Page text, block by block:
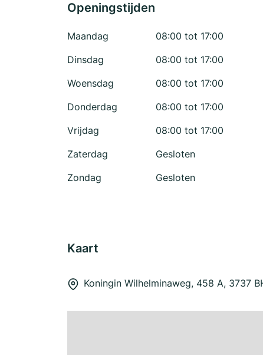
Openingstijden
Maandag
08:00 tot 17:00
Dinsdag
08:00 tot 17:00
Woensdag
08:00 tot 17:00
Donderdag
08:00 tot 17:00
Vrijdag
08:00 tot 17:00
Zaterdag
Gesloten
Zondag
Gesloten
Kaart
Koningin Wilhelminaweg, 458 A, 3737